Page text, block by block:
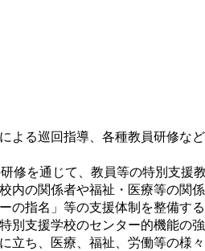
る巡回指導、各種教員研修な
を通じて、教員等の特別支援
の関係者や福祉・医療等の関
指名」等の支援体制を整備す
支援学校のセンター的機能の
ち、医療、福祉、労働等の様